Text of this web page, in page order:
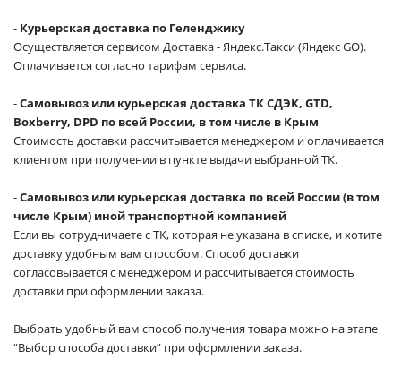
- Курьерская доставка по Геленджику
Осуществляется сервисом Доставка - Яндекс.Такси (Яндекс GO).
Оплачивается согласно тарифам сервиса.
-Самовывоз или курьерская доставка ТК СДЭК, GTD,
Boxberry, DPD по всей России, в том числе в Крым
Стоимость доставки рассчитывается менеджером и оплачивается
клиентом при получении в пункте выдачи выбранной ТК.
-Самовывоз или курьерская доставка по всей России (в том
числе Крым) иной транспортной компанией
Если вы сотрудничаете с ТК, которая не указана в списке, и хотите
доставку удобным вам способом. Способ доставки
согласовывается с менеджером и рассчитывается стоимость
доставки при оформлении заказа.
Выбрать удобный вам способ получения товара можно на этапе
“Выбор способа доставки” при оформлении заказа.